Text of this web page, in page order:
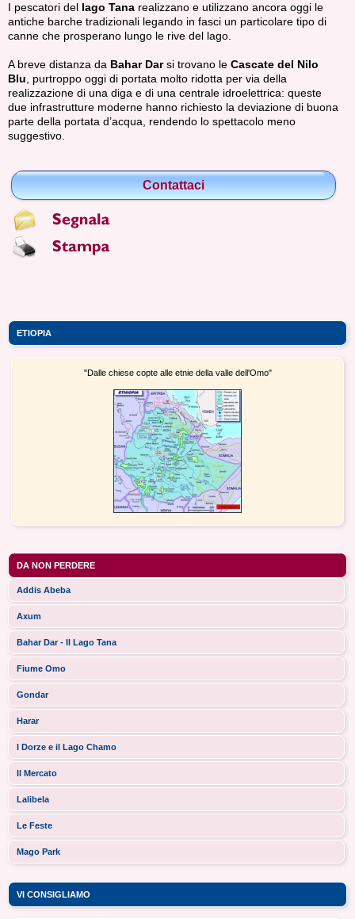
ETIOPIA
"Dalle chiese copte alle etnie della valle dell'Omo"
DA NON PERDERE
Addis Abeba
Axum
Bahar Dar - Il Lago Tana
Fiume Omo
Gondar
Harar
I Dorze e il Lago Chamo
Il Mercato
Lalibela
Le Feste
Mago Park
VI CONSIGLIAMO
I pescatori del lago Tana realizzano e utilizzano ancora oggi le
antiche barche tradizionali legando in fasci un particolare tipo di
canne che prosperano lungo le rive del lago.
A breve distanza da Bahar Darsi trovano le Cascate del Nilo
Blu , purtroppo oggi di portata molto ridotta per via della
realizzazione di una diga e di una centrale idroelettrica: queste
due infrastrutture moderne hanno richiesto la deviazione di buona
parte della portata d’acqua, rendendo lo spettacolo meno
suggestivo.
Contattaci